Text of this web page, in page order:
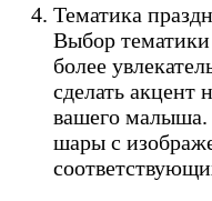
Тематика
Выбор
более
сделать
вашего малыша.
шары с